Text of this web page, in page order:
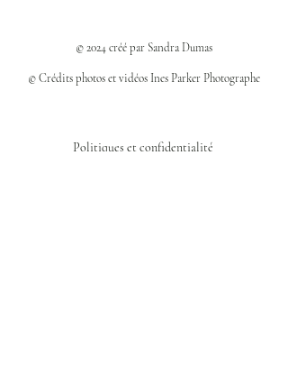
© 2024 créé par Sandra Dumas
© Crédits photos et vidéos Ines Parker Photographe
Politiques et confidentialité